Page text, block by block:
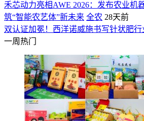
禾芯动力亮相AWE 2026：发布农业机
筑“智能农艺体”新未来 全农 28天前
双认证加冕！西洋诺威施书写针状肥行
一周热门